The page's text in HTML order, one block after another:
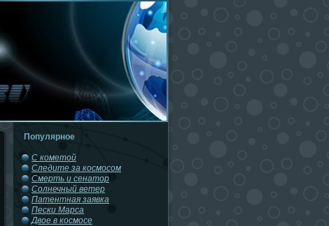
Популярное
С кометой
Следите за космосом
Смерть и сенатор
Солнечный ветер
Патентная заявка
Пески Марса
Двое в космосе